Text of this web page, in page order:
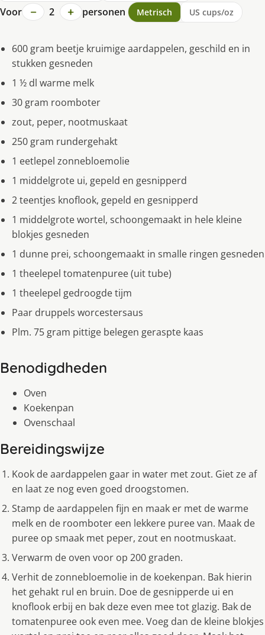
Voor − 2 + personen Metrisch US cups/oz
600 gram beetje kruimige aardappelen, geschild en in
stukken gesneden
1 ½ dl warme melk
30 gram roomboter
zout, peper, nootmuskaat
250 gram rundergehakt
1 eetlepel zonnebloemolie
1 middelgrote ui, gepeld en gesnipperd
2 teentjes knoflook, gepeld en gesnipperd
1 middelgrote wortel, schoongemaakt in hele kleine
blokjes gesneden
1 dunne prei, schoongemaakt in smalle ringen gesneden
1 theelepel tomatenpuree (uit tube)
1 theelepel gedroogde tijm
Paar druppels worcestersaus
Plm. 75 gram pittige belegen geraspte kaas
Benodigdheden
Oven
Koekenpan
Ovenschaal
Bereidingswijze
Kook de aardappelen gaar in water met zout. Giet ze af
en laat ze nog even goed droogstomen.
Stamp de aardappelen fijn en maak er met de warme
melk en de roomboter een lekkere puree van. Maak de
puree op smaak met peper, zout en nootmuskaat.
Verwarm de oven voor op 200 graden.
Verhit de zonnebloemolie in de koekenpan. Bak hierin
het gehakt rul en bruin. Doe de gesnipperde ui en
knoflook erbij en bak deze even mee tot glazig. Bak de
tomatenpuree ook even mee. Voeg dan de kleine blokjes